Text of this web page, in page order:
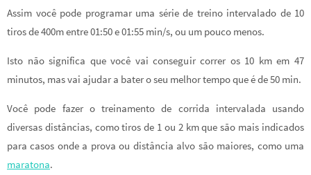
Assim você pode programar uma série de treino intervalado de 10
tiros de 400m entre 01:50 e 01:55 min/s, ou um pouco menos.
Isto não significa que você vai conseguir correr os 10 km em 47
minutos, mas vai ajudar a bater o seu melhor tempo que é de 50 min.
Você pode fazer o treinamento de corrida intervalada usando
diversas distâncias, como tiros de 1 ou 2 km que são mais indicados
para casos onde a prova ou distância alvo são maiores, como uma
maratona.